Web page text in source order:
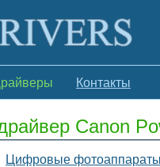
Контакты
Canon
Цифровые фотоаппараты